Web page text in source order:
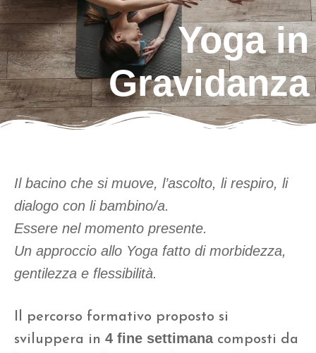
Yoga in
Gravidanza
Il bacino che si muove, l’ascolto, li respiro, li
dialogo con li bambino/a.
Essere nel momento presente.
Un approccio allo Yoga fatto di morbidezza,
gentilezza e flessibilità.
Il percorso formativo proposto si
sviluppera in 4 fine settimanacomposti da